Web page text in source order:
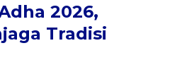
2026,
Tradisi